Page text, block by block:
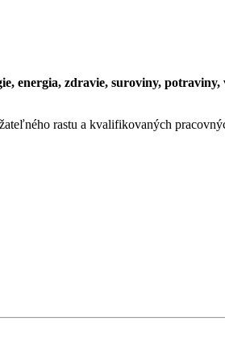
energia, zdravie, suroviny, potraviny,
rastu a kvalifikovaných